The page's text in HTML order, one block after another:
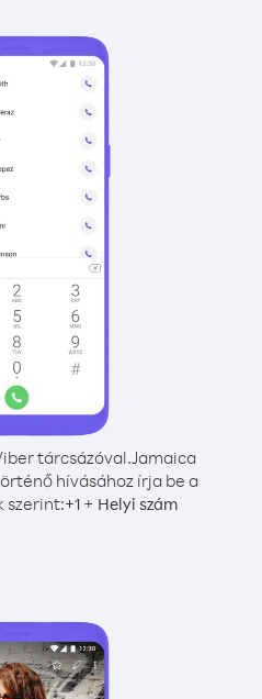
tárcsázóval.Jamaica
hívásához írja be a
szerint:+1+ Helyi szám